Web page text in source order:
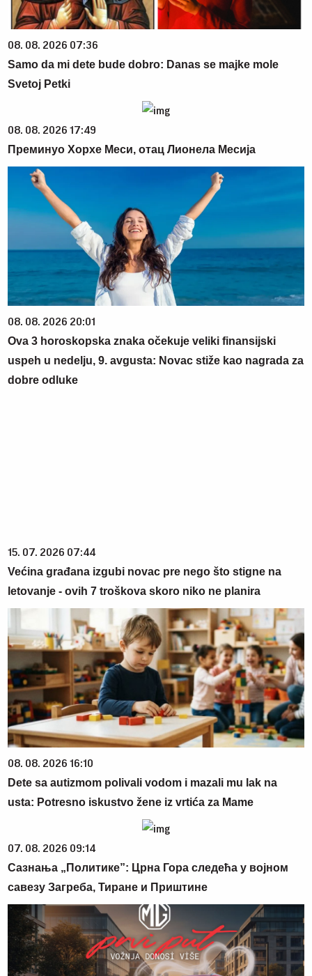
08. 08. 2026 07:36
Samo da mi dete bude dobro: Danas se majke mole
Svetoj Petki
08. 08. 2026 17:49
Преминуо Хорхе Меси, отац Лионела Месија
08. 08. 2026 20:01
Ova 3 horoskopska znaka očekuje veliki finansijski
uspeh u nedelju, 9. avgusta: Novac stiže kao nagrada za
dobre odluke
15. 07. 2026 07:44
Većina građana izgubi novac pre nego što stigne na
letovanje - ovih 7 troškova skoro niko ne planira
08. 08. 2026 16:10
Dete sa autizmom polivali vodom i mazali mu lak na
usta: Potresno iskustvo žene iz vrtića za Mame
07. 08. 2026 09:14
Сазнања „Политике”: Црна Гора следећа у војном
савезу Загреба, Тиране и Приштине